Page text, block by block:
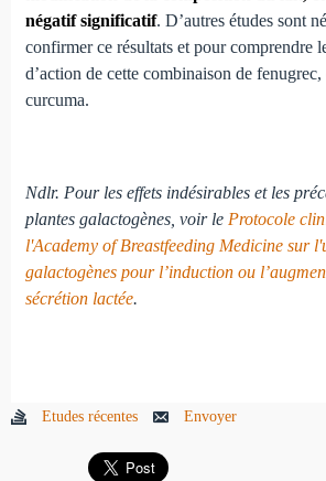
négatif significatif. D’autres études sont
confirmer ce résultats et pour comprendre
d’action de cette combinaison de
curcuma.
Ndlr. Pour les effets indésirables et les
plantes galactogènes, voir le Protocole
l'Academy of Breastfeeding Medicine sur
galactogènes pour l’induction ou
sécrétion lactée.
Etudes récentes Envoyer